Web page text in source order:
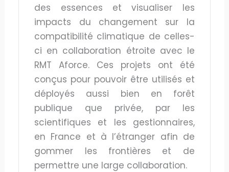
des essences et visualiser les
impacts du changement sur la
compatibilité climatique de celles-
ci en collaboration étroite avec le
RMT Aforce. Ces projets ont été
conçus pour pouvoir être utilisés et
déployés aussi bien en forêt
publique que privée, par les
scientifiques et les gestionnaires,
en France et à l’étranger afin de
gommer les frontières et de
permettre une large collaboration.